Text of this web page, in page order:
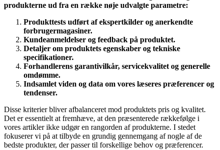
produkterne ud fra en række nøje udvalgte parametre:
Produkttests udført af ekspertkilder og anerkendte
forbrugermagasiner.
Kundeanmeldelser og feedback på produktet.
Detaljer om produktets egenskaber og tekniske
specifikationer.
Forhandlerens garantivilkår, servicekvalitet og generelle
omdømme.
Indsamlet viden og data om vores læseres præferencer og
tendenser.
Disse kriterier bliver afbalanceret mod produktets pris og kvalitet.
Det er essentielt at fremhæve, at den præsenterede rækkefølge i
vores artikler ikke udgør en rangorden af produkterne. I stedet
fokuserer vi på at tilbyde en grundig gennemgang af nogle af de
bedste produkter, der passer til forskellige behov og præferencer.